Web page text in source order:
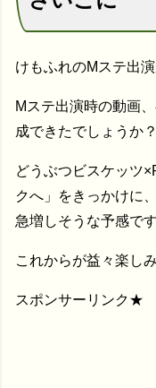
けもふれのMステ出演
Mステ出演時の動画
成できたでしょうか？
どうぶつビスケッツ
クへ」をきっかけに
急増しそうな予感です
これからが益々楽し
スポンサーリンク★